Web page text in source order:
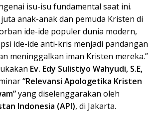
isu-isu fundamental saat ini.
anak-anak dan pemuda Kristen di
ide-ide populer dunia modern,
ide-ide anti-kris menjadi pandangan
meninggalkan iman Kristen mereka.”
Ev. Edy Sulistiyo Wahyudi, S.E,
“Relevansi Apologetika Kristen
yang diselenggarakan oleh
Indonesia (API), di Jakarta.